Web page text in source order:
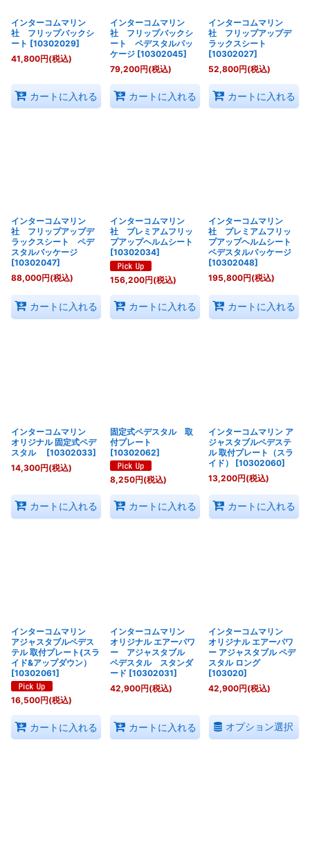
インターコムマリン
社 フリップバックシ
ート [10302029]
41,800円(税込)
カートに入れる
インターコムマリン
社 フリップバックシ
ート ペデスタルパッ
ケージ [10302045]
79,200円(税込)
カートに入れる
インターコムマリン
社 フリップアップデ
ラックスシート
[10302027]
52,800円(税込)
カートに入れる
インターコムマリン
社 フリップアップデ
ラックスシート ペデ
スタルパッケージ
[10302047]
88,000円(税込)
カートに入れる
インターコムマリン
社 プレミアムフリッ
プアップヘルムシート
[10302034]
156,200円(税込)
カートに入れる
インターコムマリン
社 プレミアムフリッ
プアップヘルムシート
ペデスタルパッケージ
[10302048]
195,800円(税込)
カートに入れる
インターコムマリン
オリジナル 固定式ペデ
スタル
[10302033]
14,300円(税込)
カートに入れる
固定式ペデスタル 取
付プレート
[10302062]
8,250円(税込)
カートに入れる
インターコムマリン ア
ジャスタブルペデステ
ル 取付プレート（スラ
イド）
[10302060]
13,200円(税込)
カートに入れる
インターコムマリン
アジャスタブルペデス
テル 取付プレート(スラ
イド&アップダウン）
[10302061]
16,500円(税込)
カートに入れる
インターコムマリン
オリジナル エアーパワ
ー アジャスタブル
ペデスタル スタンダ
ード [10302031]
42,900円(税込)
カートに入れる
インターコムマリン
オリジナル エアーパワ
ー アジャスタブル ペデ
スタル ロング
[103020]
42,900円(税込)
オプション選択